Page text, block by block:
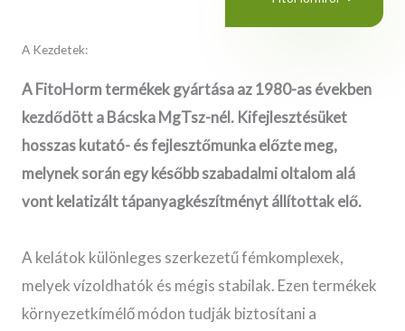
A Kezdetek:
A FitoHorm termékek gyártása az 1980-as években
kezdődött a Bácska MgTsz-nél. Kifejlesztésüket
hosszas kutató- és fejlesztőmunka előzte meg,
melynek során egy később szabadalmi oltalom alá
vont kelatizált tápanyagkészítményt állítottak elő.
A kelátok különleges szerkezetű fémkomplexek,
melyek vízoldhatók és mégis stabilak. Ezen termékek
környezetkímélő módon tudják biztosítani a